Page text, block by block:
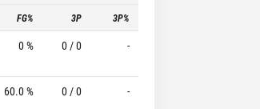
FG% 3P 3P%
0 % 0 / 0 -
60.0 % 0 / 0 -